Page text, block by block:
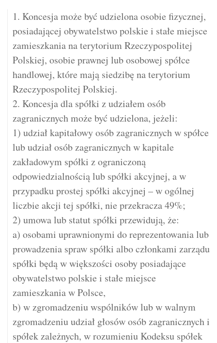
1. Koncesja może być udzielona osobie fizycznej,
posiadającej obywatelstwo polskie i stałe miejsce
zamieszkania na terytorium Rzeczypospolitej
Polskiej, osobie prawnej lub osobowej spółce
handlowej, które mają siedzibę na terytorium
Rzeczypospolitej Polskiej.
2. Koncesja dla spółki z udziałem osób
zagranicznych może być udzielona, jeżeli:
1) udział kapitałowy osób zagranicznych w spółce
lub udział osób zagranicznych w kapitale
zakładowym spółki z ograniczoną
odpowiedzialnością lub spółki akcyjnej, a w
przypadku prostej spółki akcyjnej – w ogólnej
liczbie akcji tej spółki, nie przekracza 49%;
2) umowa lub statut spółki przewidują, że:
a) osobami uprawnionymi do reprezentowania lub
prowadzenia spraw spółki albo członkami zarządu
spółki będą w większości osoby posiadające
obywatelstwo polskie i stałe miejsce
zamieszkania w Polsce,
b) w zgromadzeniu wspólników lub w walnym
zgromadzeniu udział głosów osób zagranicznych i
spółek zależnych, w rozumieniu Kodeksu spółek